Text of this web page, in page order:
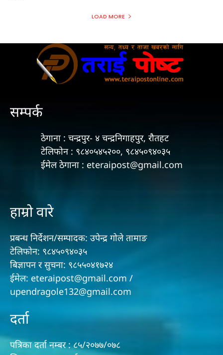
LOAD MORE
सम्पर्क
ठेगाना : चन्द्रपुर- ४ चन्द्रनिगाहपुर, रौतहट
टेलिफोन : ९८४०५४५२००, ९८४५०९४०३५
ईमेल ठेगाना : eteraipost@gmail.com
हाम्रो वारे
प्रबन्ध निर्देशन/सम्पादक: उपेन्द्र गोले तामाङ
टेलिफोन: ९८४५०९४०३५
बिज्ञापन र सुचना: ९८५५०४१७२४
ईमेल: eteraipost@gmail.com /
upendragole132@gmail.com
दर्ता
पत्रिका दर्ता नम्बर : ८५/२०७७/०७८